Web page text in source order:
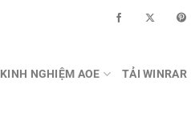
KINH NGHIỆM AOE TẢI WINRAR